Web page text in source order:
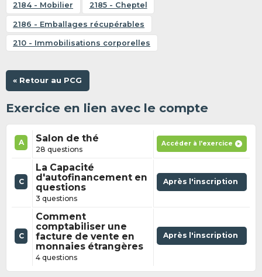
2184 - Mobilier 2185 - Cheptel
2186 - Emballages récupérables
210 - Immobilisations corporelles
« Retour au PCG
Exercice en lien avec le compte
A Salon de thé
28 questions
Accéder à l'exercice
C
La Capacité
d'autofinancement en
questions
3 questions
Après l'inscription
C
Comment
comptabiliser une
facture de vente en
monnaies étrangères
4 questions
Après l'inscription